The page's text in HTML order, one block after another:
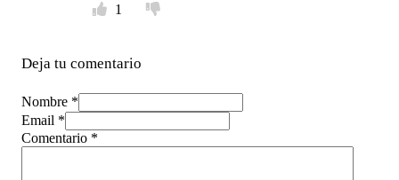
1
Deja tu comentario
Nombre *
Email *
Comentario *